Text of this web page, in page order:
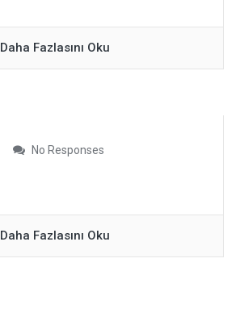
Daha Fazlasını Oku
No Responses
Daha Fazlasını Oku